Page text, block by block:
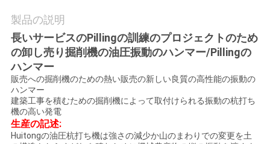
理
ニ
ュ
ー
製品の説明
長いサービスのPillingの訓練のプロジェクトのため
の卸し売り掘削機の油圧振動のハンマー/Pillingの
ハンマー
販売への掘削機のための熱い販売の新しい良質の高性能の振動の
ハンマー
建築工事を積むための掘削機によって取付けられる振動の杭打ち
機の高い発電
生産の記述:
Huitongの油圧杭打ち機は強さの減少か山のまわりでの変更を土